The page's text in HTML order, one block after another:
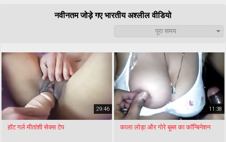
नवीनतम जोड़े गए भारतीय अश्लील वीडियो
पूरा समय
29:46
हॉट गर्ल मीतांशी सेक्स टेप
11:38
काला लोड़ा और गोरे बूब्स का कॉन्बिनेशन